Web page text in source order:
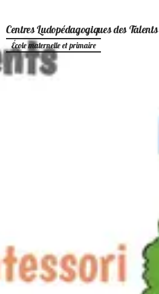
Centres Ludopédagogiques des Talents
École maternelle et primaire